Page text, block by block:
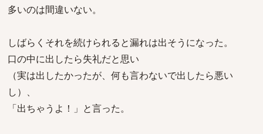
多いのは間違いない。
しばらくそれを続けられると漏れは出そうになった。
口の中に出したら失礼だと思い
（実は出したかったが、何も言わないで出したら悪い
し）、
「出ちゃうよ！」と言った。